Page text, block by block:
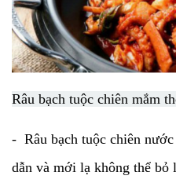
Râu bạch tuộc chiên mắm
- Râu bạch tuộc chiên
dẫn và mới lạ không thể bỏ